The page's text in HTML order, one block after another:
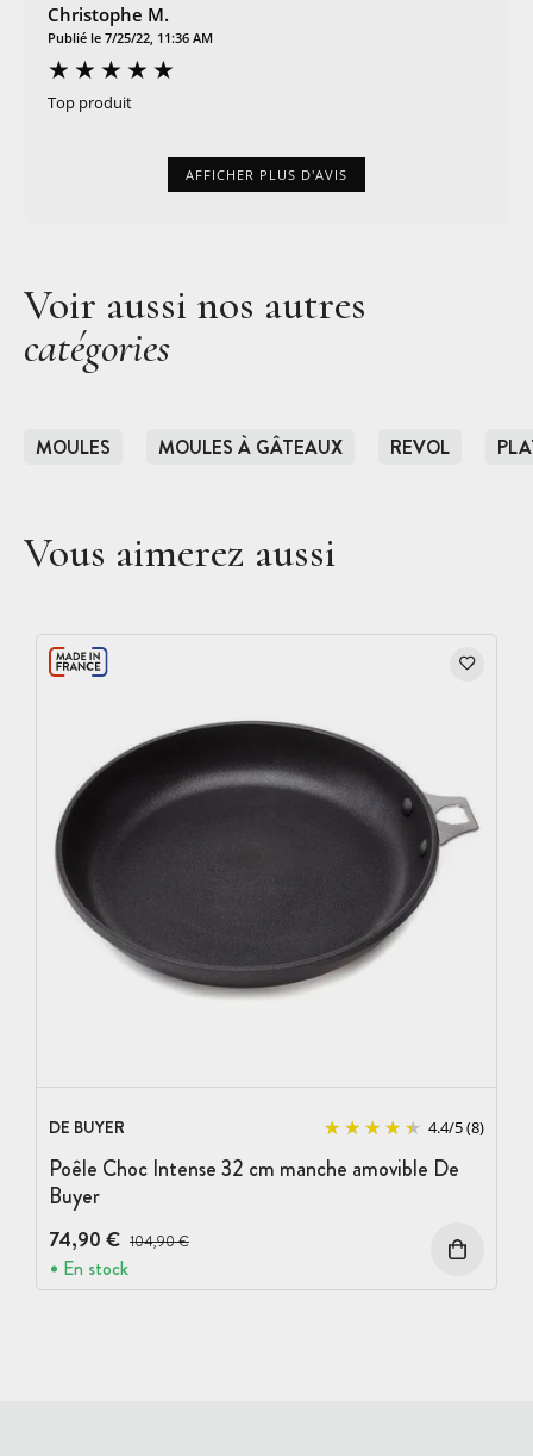
Christophe M.
Publié le 7/25/22, 11:36 AM
Top produit
AFFICHER PLUS D'AVIS
Voir aussi nos autres
catégories
MOULES MOULES À GÂTEAUX REVOL
Vous aimerez aussi
DE BUYER 4.4/5(8)
Poêle Choc Intense 32 cm manche amovible De
Buyer
74,90 € Prix avant réduction :
104,90 €
En stock